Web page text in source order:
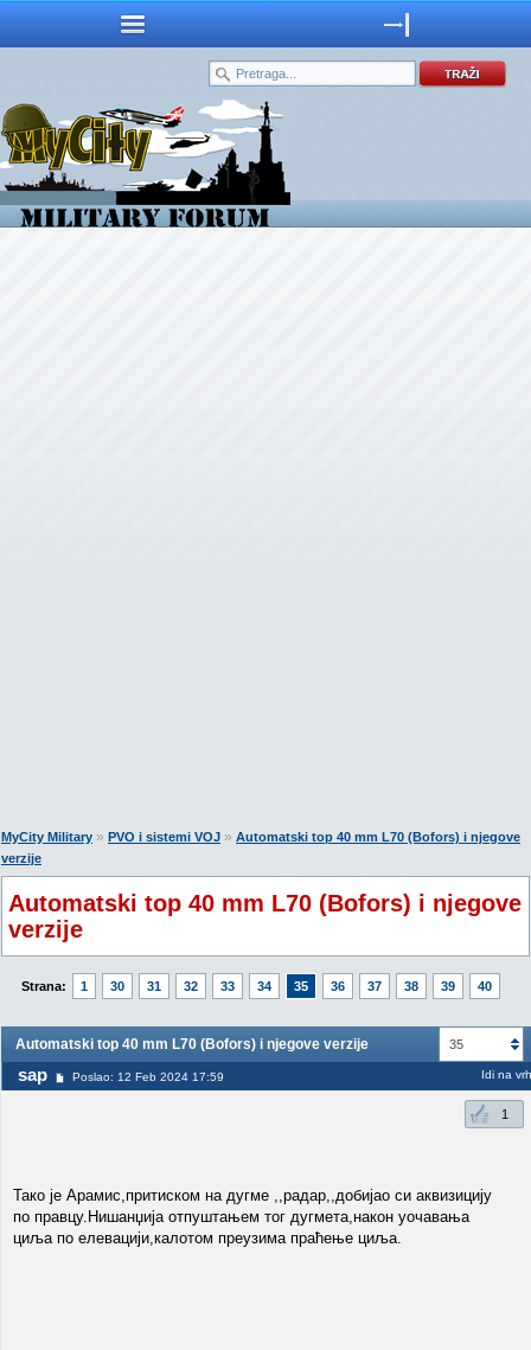
MyCity Military » PVO i sistemi VOJ » Automatski top 40 mm L70 (Bofors) i njegove
verzije
Automatski top 40 mm L70 (Bofors) i njegove
verzije
Strana: 1 30 31 32 33 34 35 36 37 38 39 40
35
Automatski top 40 mm L70 (Bofors) i njegove verzije
sap Poslao: 12 Feb 2024 17:59 Idi na vrh
1
Тако је Арамис,притиском на дугме ,,радар,,добијао си аквизицију
по правцу.Нишанџија отпуштањем тог дугмета,након уочавања
циља по елевацији,калотом преузима праћење циља.